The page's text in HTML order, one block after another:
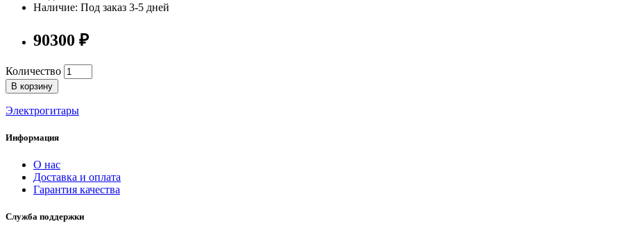
Наличие: Под заказ 3-5 дней
90300 ₽
Количество
В корзину
Электрогитары
Информация
О нас
Доставка и оплата
Гарантия качества
Служба поддержки